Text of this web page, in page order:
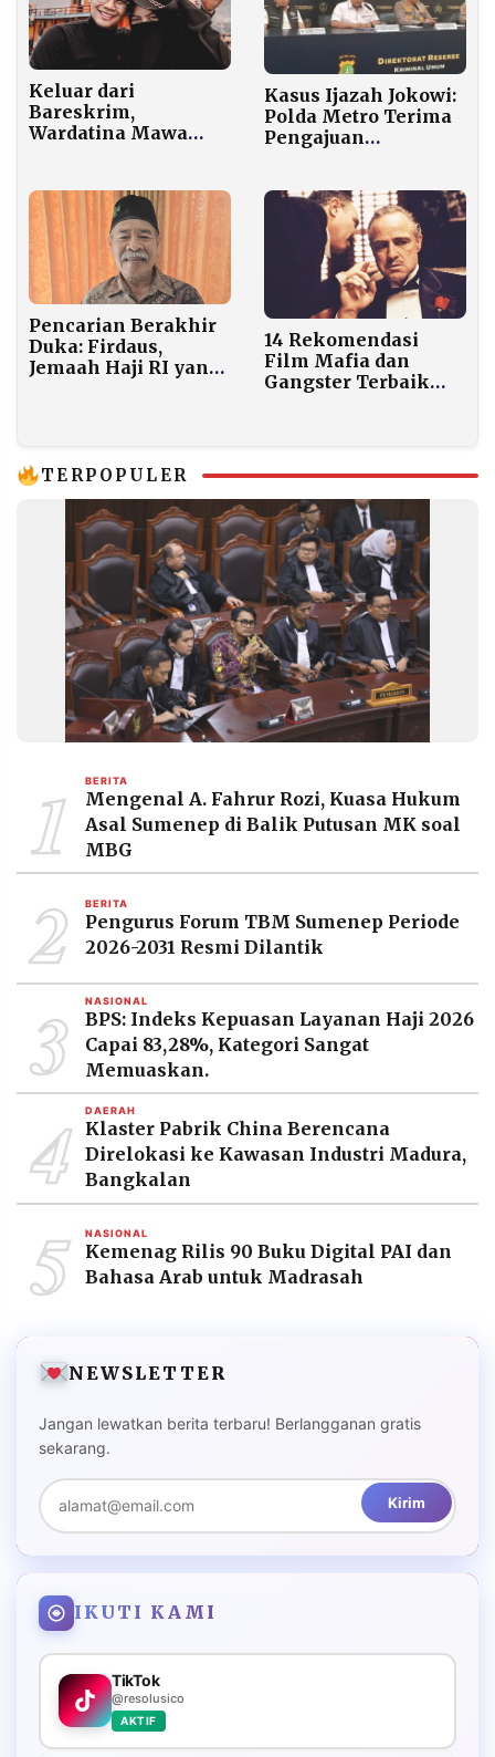
Keluar dari
Bareskrim,
Wardatina Mawa
Lelaki Pengkhianat
Kasus Ijazah Jokowi:
Polda Metro Terima
Pengajuan
dan Damai Hari Lubis
Pencarian Berakhir
Duka: Firdaus,
Jemaah Haji RI yang
14 Rekomendasi
Film Mafia dan
Gangster Terbaik
TERPOPULER
1 BERITA
Mengenal A. Fahrur Rozi, Kuasa Hukum
Asal Sumenep di Balik Putusan MK soal
MBG
2 BERITA
Pengurus Forum TBM Sumenep Periode
2026-2031 Resmi Dilantik
3 NASIONAL
BPS: Indeks Kepuasan Layanan Haji 2026
Capai 83,28%, Kategori Sangat
Memuaskan.
4 DAERAH
Klaster Pabrik China Berencana
Direlokasi ke Kawasan Industri Madura,
Bangkalan
5 NASIONAL
Kemenag Rilis 90 Buku Digital PAI dan
Bahasa Arab untuk Madrasah
NEWSLETTER
Jangan lewatkan berita terbaru! Berlangganan gratis
sekarang.
Kirim
IKUTI KAMI
TikTok
@resolusico
AKTIF